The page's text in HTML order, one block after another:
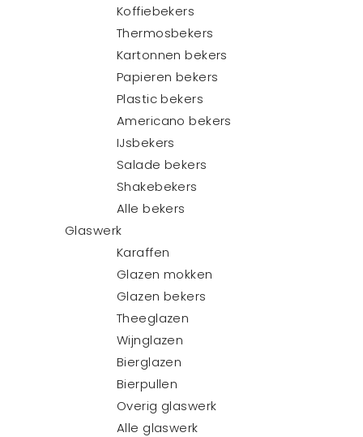
Koffiebekers
Thermosbekers
Kartonnen bekers
Papieren bekers
Plastic bekers
Americano bekers
IJsbekers
Salade bekers
Shakebekers
Alle bekers
Glaswerk
Karaffen
Glazen mokken
Glazen bekers
Theeglazen
Wijnglazen
Bierglazen
Bierpullen
Overig glaswerk
Alle glaswerk